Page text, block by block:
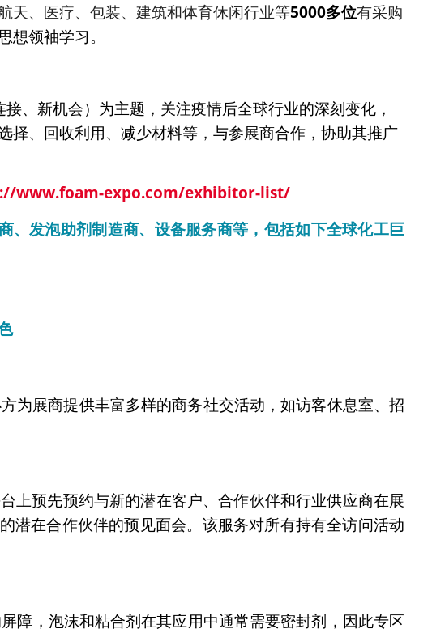
天、医疗、包装、建筑和体育休闲行业等5000多位有采购
领袖学习。
、新机会）为主题，关注疫情后全球行业的深刻变化，
、回收利用、减少材料等，与参展商合作，协助其推广
www.foam-expo.com/exhibitor-list/
、发泡助剂制造商、设备服务商等，包括如下全球化工巨
为展商提供丰富多样的商务社交活动，如访客休息室、招
上预先预约与新的潜在客户、合作伙伴和行业供应商在展
潜在合作伙伴的预见面会。该服务对所有持有全访问活动
障，泡沫和粘合剂在其应用中通常需要密封剂，因此专区